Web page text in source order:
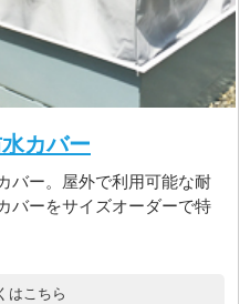
カバー
バー。屋外で利用可能な耐
バーをサイズオーダーで特
はこちら